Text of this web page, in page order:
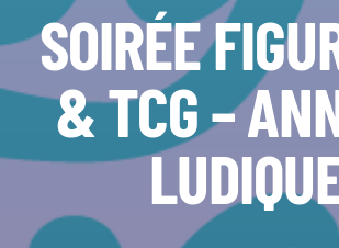
SOIRÉE
& TCG –